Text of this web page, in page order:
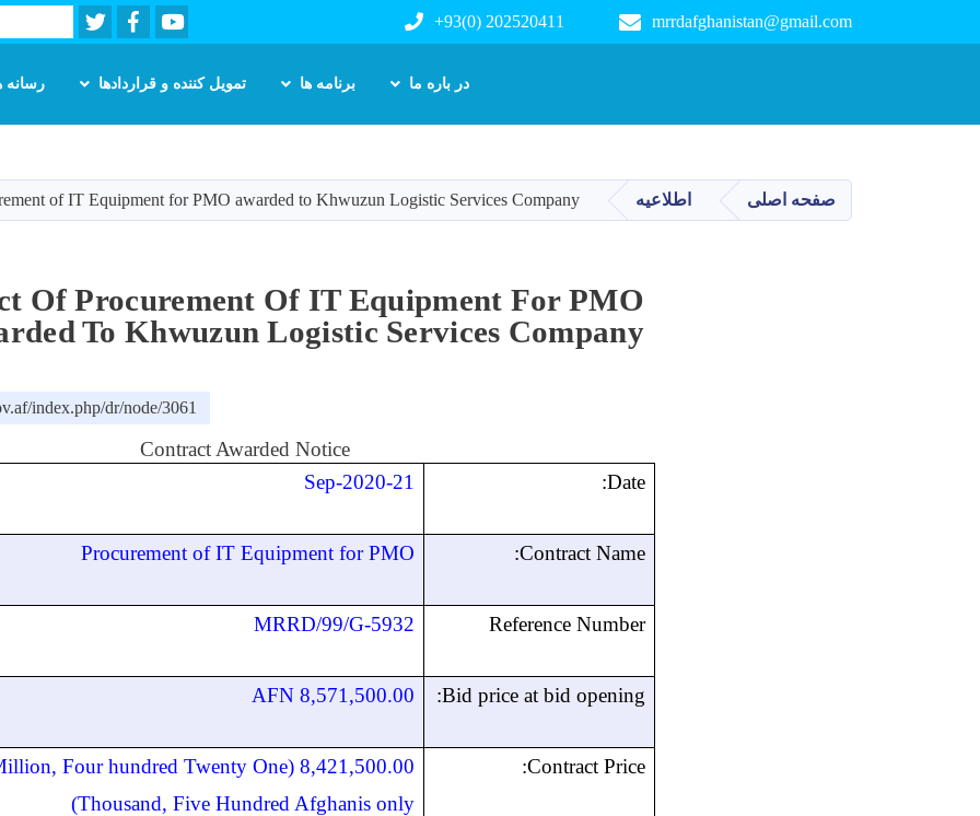
main
content
mrrdafghanistan@gmail.com
+93(0) 202520411
Youtube
Facebook
Twitter
Search
در باره ما برنامه ها تمویل کننده و قراردادها رسانه
صفحه اصلی اطلاعیه of IT Equipment for PMO awarded to Khwuzun Logistic Services Company
Of Procurement Of IT Equipment For PMO
To Khwuzun Logistic Services Company
index.php/dr/node/3061
Contract Awarded Notice
Date:
21-Sep-2020
Contract Name:
Procurement of IT Equipment for PMO
Reference Number
MRRD/99/G-5932
Bid price at bid opening:
8,571,500.00 AFN
Contract Price:
(Eight Million, Four hundred Twenty One
Thousand, Five Hundred Afghanis only)